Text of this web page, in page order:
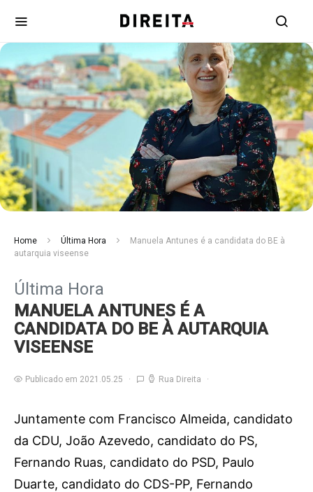
Home Última Hora
Manuela Antunes é a candidata do BE à
autarquia viseense
Última Hora
MANUELA ANTUNES É A
CANDIDATA DO BE À AUTARQUIA
VISEENSE
Publicado em 2021.05.25 Rua Direita
Juntamente com Francisco Almeida, candidato
da CDU, João Azevedo, candidato do PS,
Fernando Ruas, candidato do PSD, Paulo
Duarte, candidato do CDS-PP, Fernando